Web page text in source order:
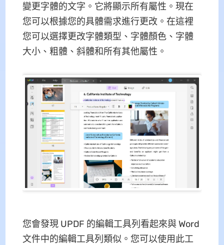
變更字體的文字。它將顯示所有屬性。現在
您可以根據您的具體需求進行更改。在這裡
您可以選擇更改字體類型、字體顏色、字體
大小、粗體、斜體和所有其他屬性。
您會發現 UPDF 的編輯工具列看起來與 Word
文件中的編輯工具列類似。您可以使用此工